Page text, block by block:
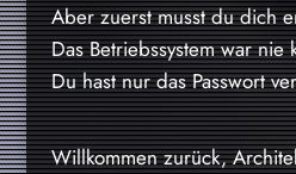
Aber zuerst musst du dich
Das Betriebssystem war nie
Du hast nur das Passwort
Willkommen zurück,